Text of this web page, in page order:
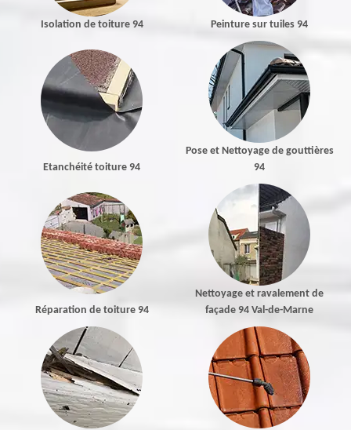
Isolation de toiture 94 Peinture sur tuiles 94
Etanchéité toiture 94
Pose et Nettoyage de gouttières
94
Réparation de toiture 94
Nettoyage et ravalement de
façade 94 Val-de-Marne